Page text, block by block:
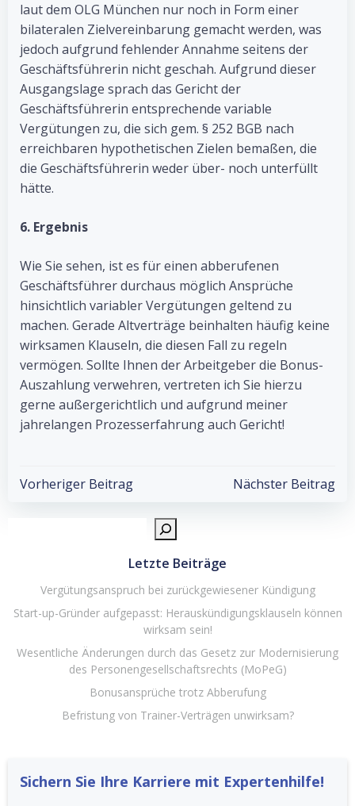
laut dem OLG München nur noch in Form einer
bilateralen Zielvereinbarung gemacht werden, was
jedoch aufgrund fehlender Annahme seitens der
Geschäftsführerin nicht geschah. Aufgrund dieser
Ausgangslage sprach das Gericht der
Geschäftsführerin entsprechende variable
Vergütungen zu, die sich gem. § 252 BGB nach
erreichbaren hypothetischen Zielen bemaßen, die
die Geschäftsführerin weder über- noch unterfüllt
hätte.
6. Ergebnis
Wie Sie sehen, ist es für einen abberufenen
Geschäftsführer durchaus möglich Ansprüche
hinsichtlich variabler Vergütungen geltend zu
machen. Gerade Altverträge beinhalten häufig keine
wirksamen Klauseln, die diesen Fall zu regeln
vermögen. Sollte Ihnen der Arbeitgeber die Bonus-
Auszahlung verwehren, vertreten ich Sie hierzu
gerne außergerichtlich und aufgrund meiner
jahrelangen Prozesserfahrung auch Gericht!
Beitragsnavigation
Vorheriger Beitrag Nächster Beitrag
Letzte Beiträge
Vergütungsanspruch bei zurückgewiesener Kündigung
Start-up-Gründer aufgepasst: Herauskündigungsklauseln können
wirksam sein!
Wesentliche Änderungen durch das Gesetz zur Modernisierung
des Personengesellschaftsrechts (MoPeG)
Bonusansprüche trotz Abberufung
Befristung von Trainer-Verträgen unwirksam?
Sichern Sie Ihre Karriere mit Expertenhilfe!